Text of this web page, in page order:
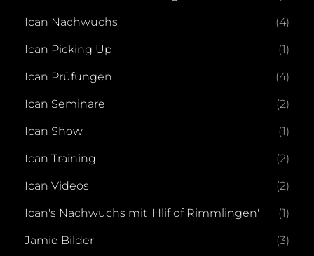
Ican Nachwuchs (4)
Ican Picking Up (1)
Ican Prüfungen (4)
Ican Seminare (2)
Ican Show (1)
Ican Training (2)
Ican Videos (2)
Ican's Nachwuchs mit 'Hlif of Rimmlingen' (1)
Jamie Bilder (3)